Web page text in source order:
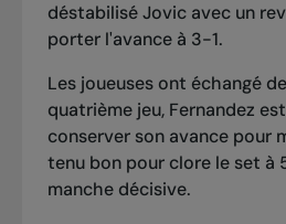
déstabilisé Jovic avec un
porter l'avance à 3-1.
Les joueuses ont échangé
quatrième jeu, Fernandez
conserver son avance pour
tenu bon pour clore le set à
manche décisive.